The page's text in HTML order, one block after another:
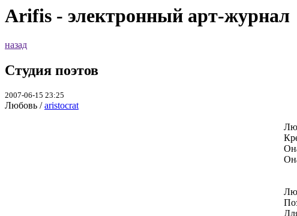
Arifis - электронный арт-журнал
назад
Студия поэтов
2007-06-15 23:25
Любовь /aristocrat